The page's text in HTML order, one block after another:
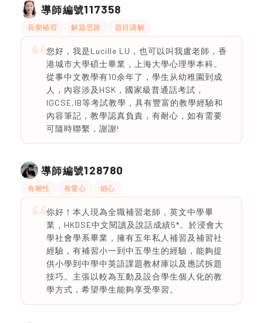
導師編號117358
長期補習 解題思路 題目講解
您好，我是Lucille LU，也可以叫我盧老師，香
港城市大學碩士畢業，上海大學心理學本科。
從事中文教學有10余年了，學生从幼稚園到成
人，內容涉及HSK，國家級普通話考試，
IGCSE,IB等考試教學，具有豐富的教學經驗和
內容筆記，教學認真負責，有耐心，如有需要
可隨時聯繫，謝謝!
導師編號128780
有耐性 有愛心 細心
你好！本人現為全職補習老師，英文中學畢
業，HKDSE中文閱讀及說話成績5*。於浸會大
學社會學系畢業，擁有五年私人補習及補習社
經驗，有補習小一到中五學生的經驗，能夠提
供小學到中學中英語課題教材庫以及應試拆題
技巧。主張以較為互動及設合學生個人化的教
學方式，希望學生能夠享受學習。